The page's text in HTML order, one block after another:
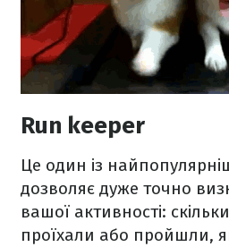
Run keeper
Це один із
дозволяє дуже точно
вашої активності:
проїхали або пройшли,